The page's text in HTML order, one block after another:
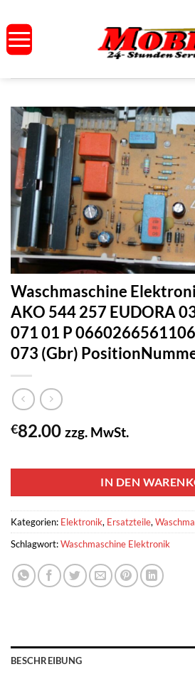
Inhalt
springen
Waschmaschine
AKO 544 257 EUDORA
071 01 P
073 (Gbr)
€82.00 zzg. MwSt.
IN DEN
Kategorien: Elektronik, Ersatzteile,
Schlagwort:Waschmaschine Elektronik
BESCHREIBUNG